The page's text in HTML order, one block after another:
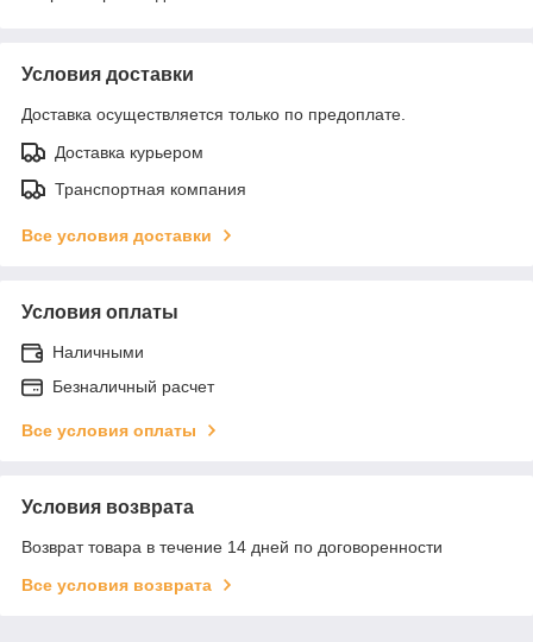
Условия доставки
Доставка осуществляется только по предоплате.
Доставка курьером
Транспортная компания
Все условия доставки
Условия оплаты
Наличными
Безналичный расчет
Все условия оплаты
Условия возврата
Возврат товара в течение 14 дней по договоренности
Все условия возврата